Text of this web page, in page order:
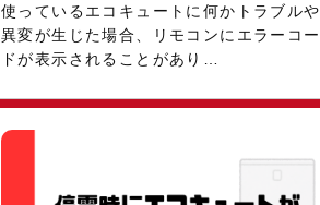
使っているエコキュートに何かトラブルや
異変が生じた場合、リモコンにエラーコー
ドが表示されることがあり…